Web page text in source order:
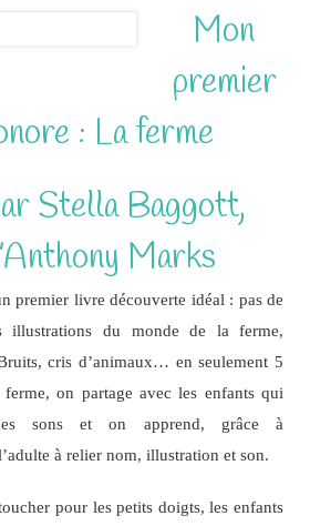
Mon
premier
: La ferme
Stella Baggott,
Marks
premier livre découverte idéal : pas de
illustrations du monde de la ferme,
cris d’animaux… en seulement 5
on partage avec les enfants qui
sons et on apprend, grâce à
à relier nom, illustration et son.
pour les petits doigts, les enfants